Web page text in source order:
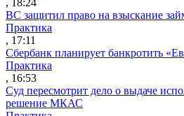
ВС защитил право на взыскание
Практика
, 17:11
Сбербанк планирует банкротить
Практика
, 16:53
Суд пересмотрит дело о выдаче
решение МКАС